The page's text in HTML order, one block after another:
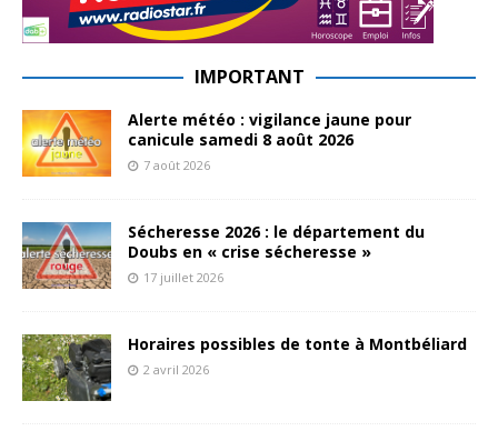
IMPORTANT
Alerte météo : vigilance jaune pour
canicule samedi 8 août 2026
7 août 2026
Sécheresse 2026 : le département du
Doubs en « crise sécheresse »
17 juillet 2026
Horaires possibles de tonte à Montbéliard
2 avril 2026